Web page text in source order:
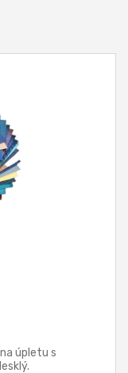
úpletu s